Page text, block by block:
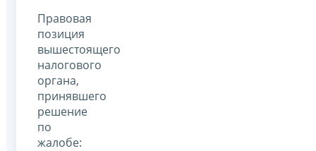
Правовая
позиция
вышестоящего
налогового
органа,
принявшего
решение
по
жалобе: